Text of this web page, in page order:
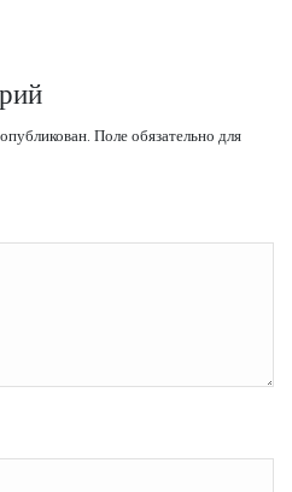
Поле обязательно для